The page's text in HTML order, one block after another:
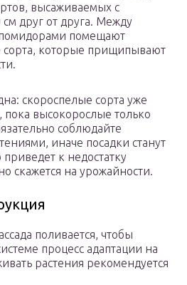
высаживаемых с
см друг от друга. Между
помещают
сорта, которые прищипывают
скороспелые сорта уже
пока высокорослые только
соблюдайте
иначе посадки станут
к недостатку
скажется на урожайности.
поливается, чтобы
процесс адаптации на
растения рекомендуется